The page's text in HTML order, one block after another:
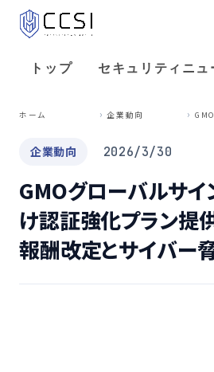
トップ セキュリティニュ
ホーム 企業動向
企業動向 2026/3/30
GMOグローバルサイ
け認証強化プラン提
報酬改定とサイバー